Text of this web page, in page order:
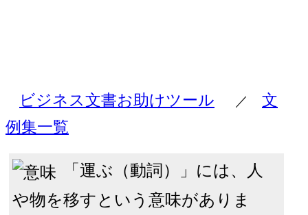
ビジネス文書お助けツール ／
文
例集一覧
「運ぶ（動詞）」には、人
や物を移すという意味がありま